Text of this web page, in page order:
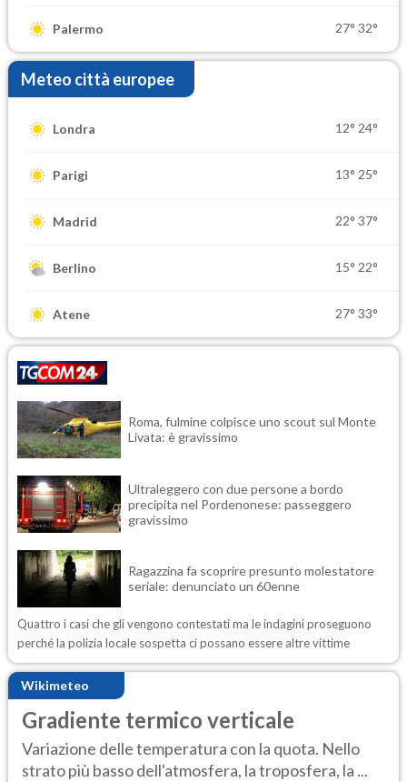
Palermo 27° 32°
Meteo città europee
Londra 12° 24°
Parigi 13° 25°
Madrid 22° 37°
Berlino 15° 22°
Atene 27° 33°
Roma, fulmine colpisce uno scout sul Monte
Livata: è gravissimo
Ultraleggero con due persone a bordo
precipita nel Pordenonese: passeggero
gravissimo
Ragazzina fa scoprire presunto molestatore
seriale: denunciato un 60enne
Quattro i casi che gli vengono contestati ma le indagini proseguono
perché la polizia locale sospetta ci possano essere altre vittime
Wikimeteo
Gradiente termico verticale
Variazione delle temperatura con la quota. Nello
strato più basso dell'atmosfera, la troposfera, la ...